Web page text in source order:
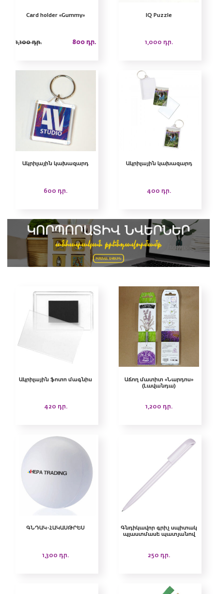
Card holder «Gummy»
1,100դր. 800 դր.
IQ Puzzle
1,000 դր.
Ակրիլային կախազարդ
600 դր.
Ակրիլային կախազարդ
400 դր.
Ակրիլային ֆոտո մագնիս
420 դր.
Աճող մատիտ «Նարդոս»
(Լավանդա)
1,200 դր.
ԳՆԴԱԿ-ՀԱԿԱՍԹՐԵՍ
1,300 դր.
Գնդիկավոր գրիչ սպիտակ
պլաստմասե պատյանով
250 դր.